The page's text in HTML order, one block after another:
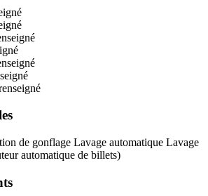
de gonflage Lavage automatique Lavage
automatique de billets)